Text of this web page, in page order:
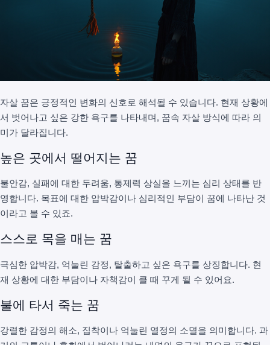
자살 꿈은 긍정적인 변화의 신호로 해석될 수 있습니다. 현재 상황에
서 벗어나고 싶은 강한 욕구를 나타내며, 꿈속 자살 방식에 따라 의
미가 달라집니다.
높은 곳에서 떨어지는 꿈
불안감, 실패에 대한 두려움, 통제력 상실을 느끼는 심리 상태를 반
영합니다. 목표에 대한 압박감이나 심리적인 부담이 꿈에 나타난 것
이라고 볼 수 있죠.
스스로 목을 매는 꿈
극심한 압박감, 억눌린 감정, 탈출하고 싶은 욕구를 상징합니다. 현
재 상황에 대한 부담이나 자책감이 클 때 꾸게 될 수 있어요.
불에 타서 죽는 꿈
강렬한 감정의 해소, 집착이나 억눌린 열정의 소멸을 의미합니다. 과